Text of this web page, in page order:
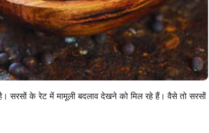
के रेट में मामूली बदलाव देखने को मिल रहे हैं। वैसे तो सरसों